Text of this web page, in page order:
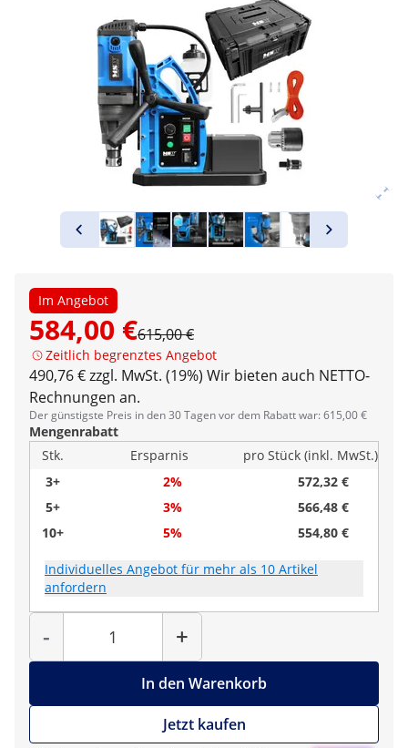
Im Angebot
584,00 €615,00 €
Zeitlich begrenztes Angebot
490,76 € zzgl. MwSt. (19%) Wir bieten auch NETTO-
Rechnungen an.
Der günstigste Preis in den 30 Tagen vor dem Rabatt war: 615,00 €
Mengenrabatt
Stk.
Ersparnis
pro Stück (inkl. MwSt.)
3+
2%
572,32 €
5+
3%
566,48 €
10+
5% 554,80 €
Individuelles Angebot für mehr als 10 Artikel
anfordern
-
Menge
+
In den Warenkorb
Jetzt kaufen